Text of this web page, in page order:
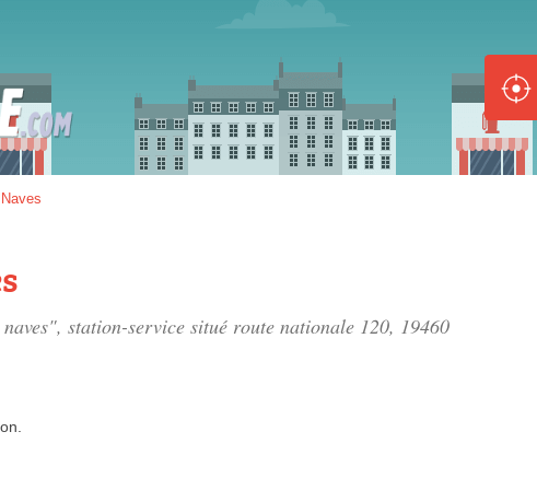
Naves
station-service situé route nationale 120, 19460
Gazole :
Disponible Épuisé
SP 98 :
Disponible Épuisé